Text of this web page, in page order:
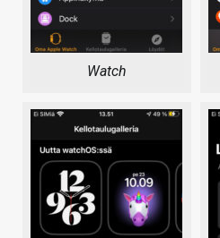
Watch